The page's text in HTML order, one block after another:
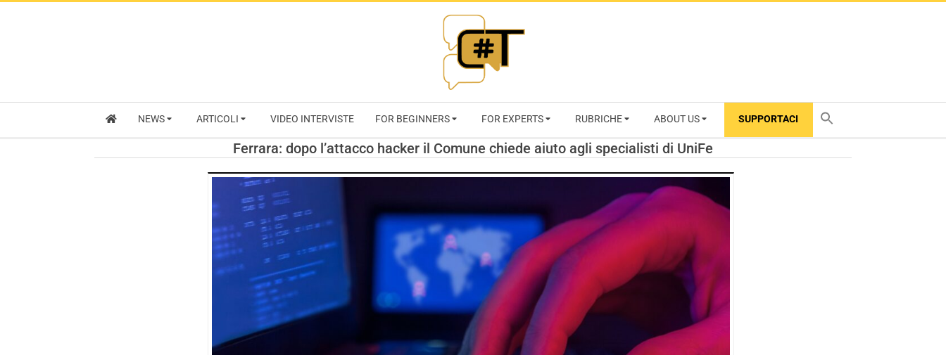
RIVISTA
CYBERSECURITY
TRENDS
NEWS ARTICOLI VIDEO INTERVISTE FOR BEGINNERS FOR EXPERTS RUBRICHE ABOUT US SUPPORTACI
Ferrara: dopo l’attacco hacker il Comune chiede aiuto agli specialisti di UniFe